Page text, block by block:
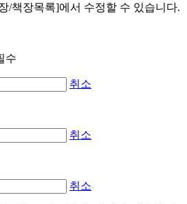
/책장목록]에서 수정할 수 있습니다.
취소
취소
취소